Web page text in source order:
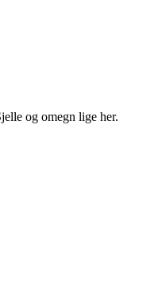
og omegn lige her.